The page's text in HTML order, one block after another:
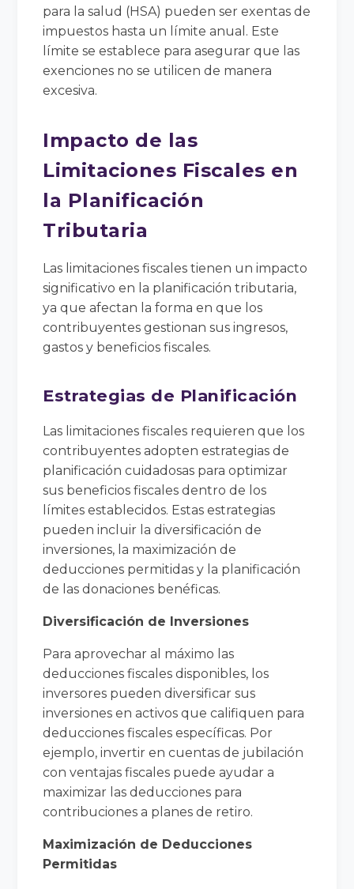
para la salud (HSA) pueden ser exentas de
impuestos hasta un límite anual. Este
límite se establece para asegurar que las
exenciones no se utilicen de manera
excesiva.
Impacto de las
Limitaciones Fiscales en
la Planificación
Tributaria
Las limitaciones fiscales tienen un impacto
significativo en la planificación tributaria,
ya que afectan la forma en que los
contribuyentes gestionan sus ingresos,
gastos y beneficios fiscales.
Estrategias de Planificación
Las limitaciones fiscales requieren que los
contribuyentes adopten estrategias de
planificación cuidadosas para optimizar
sus beneficios fiscales dentro de los
límites establecidos. Estas estrategias
pueden incluir la diversificación de
inversiones, la maximización de
deducciones permitidas y la planificación
de las donaciones benéficas.
Diversificación de Inversiones
Para aprovechar al máximo las
deducciones fiscales disponibles, los
inversores pueden diversificar sus
inversiones en activos que califiquen para
deducciones fiscales específicas. Por
ejemplo, invertir en cuentas de jubilación
con ventajas fiscales puede ayudar a
maximizar las deducciones para
contribuciones a planes de retiro.
Maximización de Deducciones
Permitidas